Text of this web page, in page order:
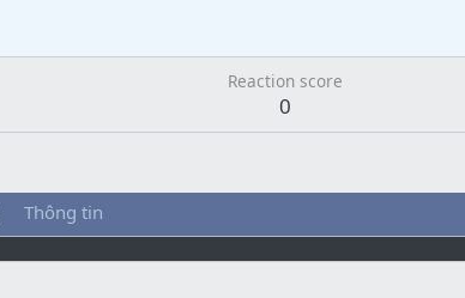
Reaction score
0
Thông tin